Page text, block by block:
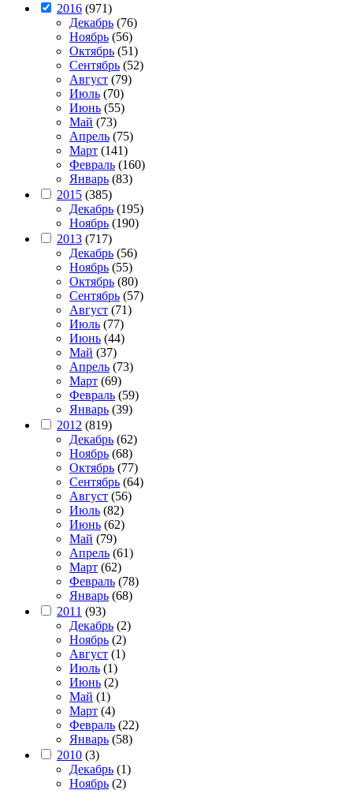
2016 (971)
Декабрь (76)
Ноябрь (56)
Октябрь (51)
Сентябрь (52)
Август (79)
Июль (70)
Июнь (55)
Май (73)
Апрель (75)
Март (141)
Февраль (160)
Январь (83)
2015 (385)
Декабрь (195)
Ноябрь (190)
2013 (717)
Декабрь (56)
Ноябрь (55)
Октябрь (80)
Сентябрь (57)
Август (71)
Июль (77)
Июнь (44)
Май (37)
Апрель (73)
Март (69)
Февраль (59)
Январь (39)
2012 (819)
Декабрь (62)
Ноябрь (68)
Октябрь (77)
Сентябрь (64)
Август (56)
Июль (82)
Июнь (62)
Май (79)
Апрель (61)
Март (62)
Февраль (78)
Январь (68)
2011 (93)
Декабрь (2)
Ноябрь (2)
Август (1)
Июль (1)
Июнь (2)
Май (1)
Март (4)
Февраль (22)
Январь (58)
2010 (3)
Декабрь (1)
Ноябрь (2)